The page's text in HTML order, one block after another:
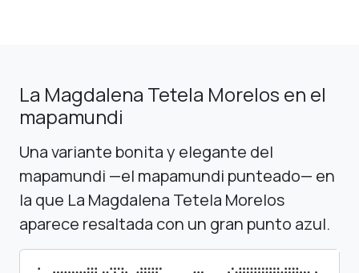
La Magdalena Tetela Morelos en el
mapamundi
Una variante bonita y elegante del
mapamundi —el mapamundi punteado— en
la que La Magdalena Tetela Morelos
aparece resaltada con un gran punto azul.